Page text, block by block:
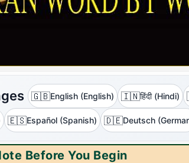
🇬🇧English (English) 🇮🇳हिंदी (Hindi)
🇪🇸Español (Spanish) 🇩🇪Deutsch
Before You Begin